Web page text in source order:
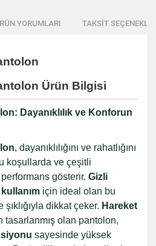
YORUMLARI TAKSİT
Ürün Bilgisi
Dayanıklılık ve Konforun
, dayanıklılığını ve rahatlığını
koşullarda ve çeşitli
gösterir. Gizli
için ideal olan bu
dikkat çeker. Hareket
tasarlanmış olan pantolon,
sayesinde yüksek